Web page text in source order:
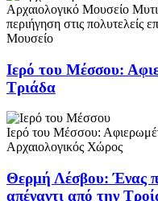
Αρχαιολογικό Μουσείο
περιήγηση στις πολυτελείς
Μουσείο
Ιερό του Μέσσου:
Τριάδα
Ιερό του Μέσσου:
Αρχαιολογικός Χώρος
Θερμή Λέσβου: Ένας
απέναντι από την